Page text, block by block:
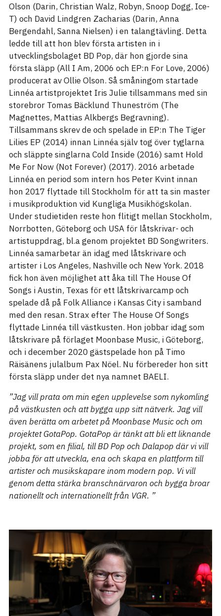
Olson (Darin, Christian Walz, Robyn, Snoop Dogg, Ice-
T) och David Lindgren Zacharias (Darin, Anna
Bergendahl, Sanna Nielsen) i en talangtävling. Detta
ledde till att hon blev första artisten in i
utvecklingsbolaget BD Pop, där hon gjorde sina
första släpp (All I Am, 2006 och EP:n For Love, 2006)
producerat av Ollie Olson. Så småningom startade
Linnéa artistprojektet Iris Julie tillsammans med sin
storebror Tomas Bäcklund Thuneström (The
Magnettes, Mattias Alkbergs Begravning).
Tillsammans skrev de och spelade in EP:n The Tiger
Lilies EP (2014) innan Linnéa själv tog över tyglarna
och släppte singlarna Cold Inside (2016) samt Hold
Me For Now (Not Forever) (2017). 2016 arbetade
Linnéa en period som intern hos Peter Kvint innan
hon 2017 flyttade till Stockholm för att ta sin master
i musikproduktion vid Kungliga Musikhögskolan.
Under studietiden reste hon flitigt mellan Stockholm,
Norrbotten, Göteborg och USA för låtskrivar- och
artistuppdrag, bl.a genom projektet BD Songwriters.
Linnéa samarbetar än idag med låtskrivare och
artister i Los Angeles, Nashville och New York. 2018
fick hon även möjlighet att åka till The House Of
Songs i Austin, Texas för ett låtskrivarcamp och
spelade då på Folk Alliance i Kansas City i samband
med den resan. Strax efter The House Of Songs
flyttade Linnéa till västkusten. Hon jobbar idag som
låtskrivare på förlaget Moonbase Music, i Göteborg,
och i december 2020 gästspelade hon på Timo
Räisänens julalbum Pax Nöel. Nu förbereder hon sitt
första släpp under det nya namnet BAELI.
”Jag vill prata om min egen upplevelse som nykomling
på västkusten och att bygga upp sitt nätverk. Jag vill
även berätta om arbetet på Moonbase Music och om
projektet GotaPop. GotaPop är tänkt att bli ett liknande
projekt, som en filial, till BD Pop och Dalapop där vi vill
jobba för att utveckla, ena och skapa en plattform till
artister och musikskapare inom modern pop. Vi vill
genom detta stärka branschnärvaron och bygga broar
nationellt och internationellt från VGR. ”